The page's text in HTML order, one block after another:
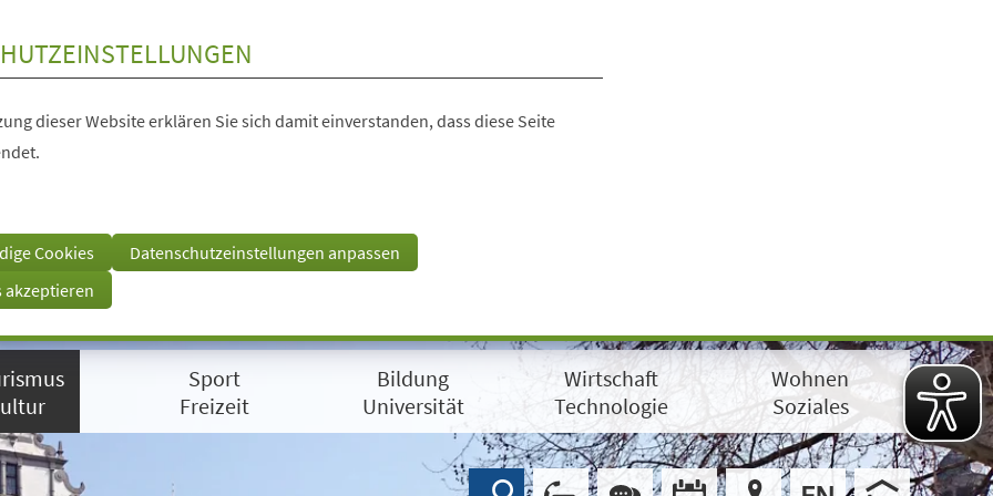
dieser Website erklären Sie sich damit einverstanden, dass diese Seite
Cookies
Datenschutzeinstellungen anpassen
akzeptieren
Sport
Freizeit
Bildung
Universität
Wirtschaft
Technologie
Wohnen
Soziales